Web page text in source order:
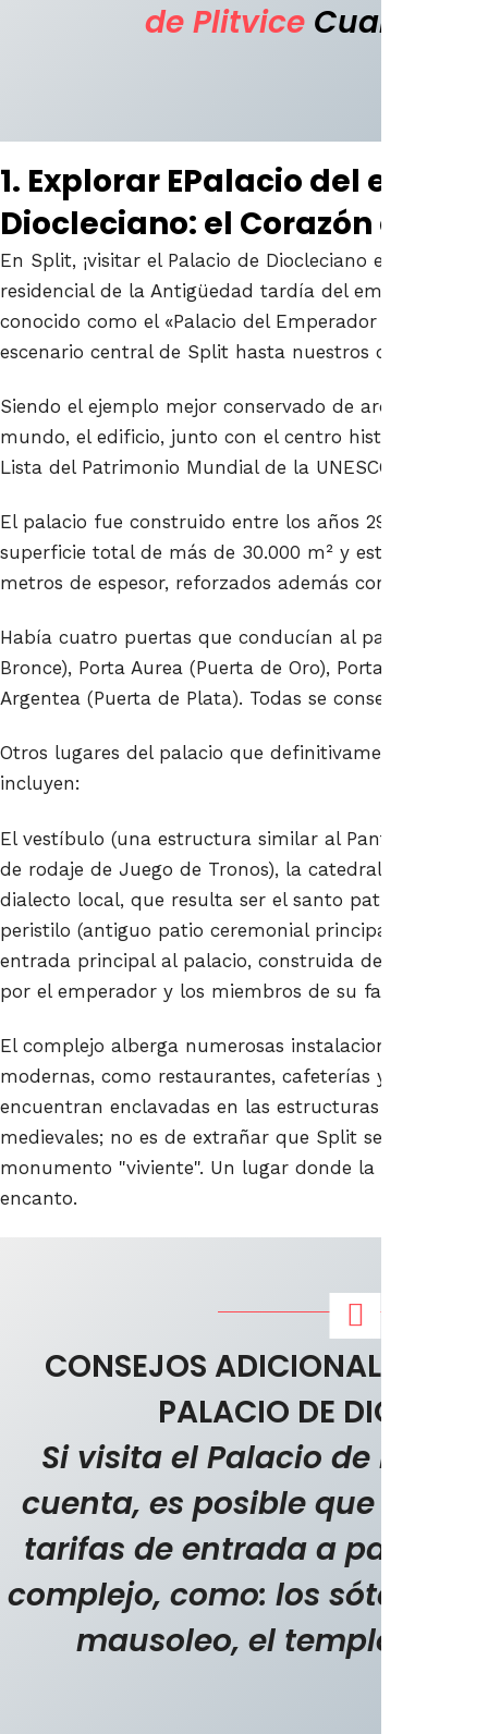
de Plitvice Cuando
1. Explorar EPalacio del
Diocleciano: el Corazón de
En Split, ¡visitar el Palacio de Diocleciano es
residencial de la Antigüedad tardía del emperador
conocido como el «Palacio del Emperador
escenario central de Split hasta nuestros días.
Siendo el ejemplo mejor conservado de arquitectura
mundo, el edificio, junto con el centro histórico de
Lista del Patrimonio Mundial de la UNESCO en 1979.
El palacio fue construido entre los años 295 y 305
superficie total de más de 30.000 m² y estaba
metros de espesor, reforzados además con 16 torres
Había cuatro puertas que conducían al palacio: Porta
Bronce), Porta Aurea (Puerta de Oro), Porta Ferrea
Argentea (Puerta de Plata). Todas se conservan
Otros lugares del palacio que definitivamente
incluyen:
El vestíbulo (una estructura similar al Panteón de
de rodaje de Juego de Tronos), la catedral de San
dialecto local, que resulta ser el santo patrón de la
peristilo (antiguo patio ceremonial principal/ágora),
entrada principal al palacio, construida de manera
por el emperador y los miembros de su familia).
El complejo alberga numerosas instalaciones
modernas, como restaurantes, cafeterías y tiendas
encuentran enclavadas en las estructuras
medievales; no es de extrañar que Split se considere
monumento "viviente". Un lugar donde la historia
encanto.
CONSEJOS ADICIONALES
PALACIO DE
Si visita el Palacio de
cuenta, es posible que
tarifas de entrada a partes
complejo, como: los sótanos,
mausoleo, el templo de